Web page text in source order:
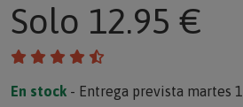
Solo 12.95 €
En stock - Entrega prevista martes